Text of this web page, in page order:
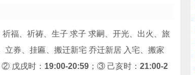
福、祈祷、生子 求子 求嗣、开光、出火、旅
券、挂匾、搬迁新宅 乔迁新居 入宅、搬家
② 戊戌时： 19:00-20:59 ；③ 己亥时： 21:00-2